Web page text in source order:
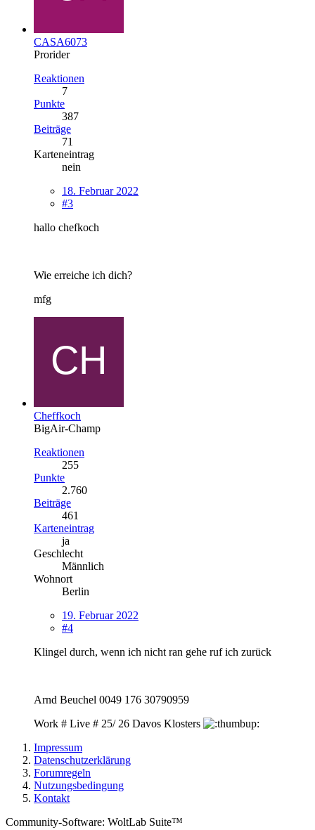
CASA6073
Prorider
Reaktionen
7
Punkte
387
Beiträge
71
Karteneintrag
nein
18. Februar 2022
#3
hallo chefkoch
Wie erreiche ich dich?
mfg
Cheffkoch
BigAir-Champ
Reaktionen
255
Punkte
2.760
Beiträge
461
Karteneintrag
ja
Geschlecht
Männlich
Wohnort
Berlin
19. Februar 2022
#4
Klingel durch, wenn ich nicht ran gehe ruf ich zurück
Arnd Beuchel 0049 176 30790959
Work # Live # 25/ 26 Davos Klosters
Impressum
Datenschutzerklärung
Forumregeln
Nutzungsbedingung
Kontakt
Community-Software: WoltLab Suite™